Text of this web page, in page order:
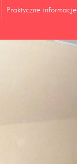
Praktyczne informacje